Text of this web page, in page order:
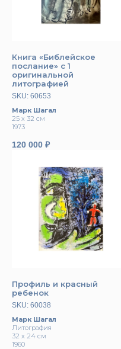
Книга «Библейское
послание» с 1
оригинальной
литографией
SKU: 60653
Марк Шагал
25 х 32 см
1973
120 000 ₽
Профиль и красный
ребенок
SKU: 60038
Марк Шагал
Литография
32 х 24 см
1960